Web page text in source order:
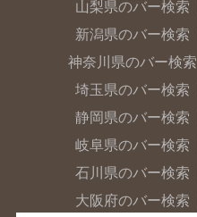
山梨県のバー検索
新潟県のバー検索
神奈川県のバー検索
埼玉県のバー検索
静岡県のバー検索
岐阜県のバー検索
石川県のバー検索
大阪府のバー検索